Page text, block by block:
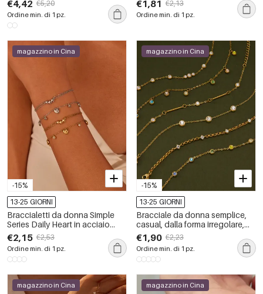
oro con catena
€4,42 €5,20
Ordine min. di 1 pz.
€1,81 €2,13
Ordine min. di 1 pz.
-15%
magazzino in Cina
13-25 GIORNI
Braccialetti da donna Simple
Series Daily Heart in acciaio
inossidabile impermeabile color
oro con catena.
€2,15 €2,53
Ordine min. di 1 pz.
-15%
magazzino in Cina
13-25 GIORNI
Bracciale da donna semplice,
casual, dalla forma irregolare,
con linee patchwork, in acciaio
inossidabile impermeabile color
oro.
€1,90 €2,23
Ordine min. di 1 pz.
magazzino in Cina magazzino in Cina